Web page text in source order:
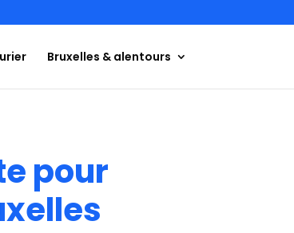
Bruxelles & alentours
pour